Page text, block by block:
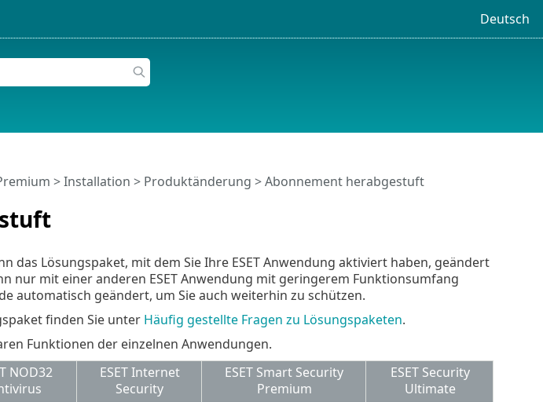
Deutsch
>Installation > Produktänderung > Abonnement herabgestuft
das Lösungspaket, mit dem Sie Ihre ESET Anwendung aktiviert haben, geändert
nur mit einer anderen ESET Anwendung mit geringerem Funktionsumfang
automatisch geändert, um Sie auch weiterhin zu schützen.
finden Sie unter Häufig gestellte Fragen zu Lösungspaketen.
Funktionen der einzelnen Anwendungen.
NOD32
ESET Internet
Security
ESET Smart Security
Premium
ESET Security
Ultimate